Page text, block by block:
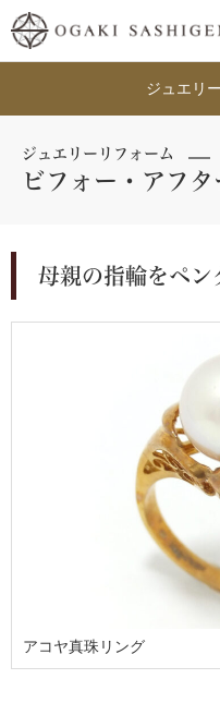
ジュエリ
ジュエリーリフォーム
ビフォー・アフ
母親の指輪をペ
アコヤ真珠リング